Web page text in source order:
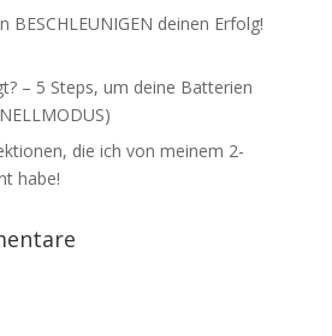
BESCHLEUNIGEN deinen Erfolg!
– 5 Steps, um deine Batterien
die ich von meinem 2-
habe!